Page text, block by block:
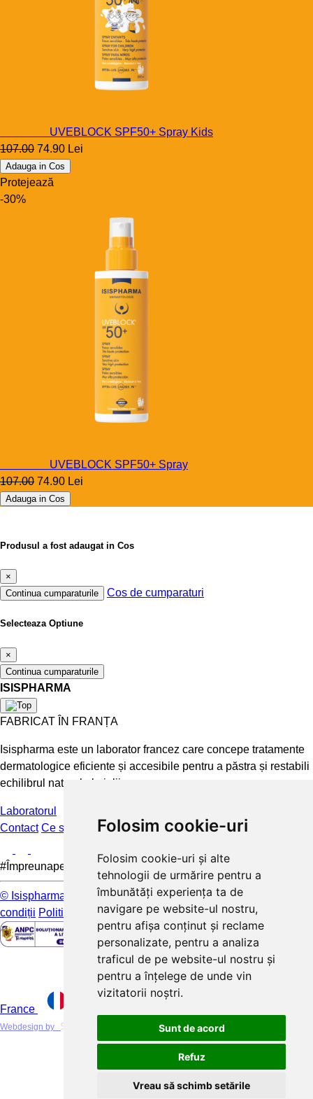
Folosim cookie-uri
Folosim cookie-uri și alte
tehnologii de urmărire pentru a
îmbunătăți experiența ta de
navigare pe website-ul nostru,
pentru afișa conținut și reclame
personalizate, pentru a analiza
traficul de pe website-ul nostru și
pentru a înțelege de unde vin
vizitatorii noștri.
Sunt de acord
Refuz
Vreau să schimb setările
UVEBLOCK SPF50+ Spray Kids
107.00 74.90 Lei
Adauga in Cos
Protejează
-30%
UVEBLOCK SPF50+ Spray
107.00 74.90 Lei
Adauga in Cos
Produsul a fost adaugat in Cos
×
Continua cumparaturile
Cos de cumparaturi
Selecteaza Optiune
×
Continua cumparaturile
ISISPHARMA
FABRICAT ÎN FRANȚA
Isispharma este un laborator francez care concepe tratamente
dermatologice eficiente și accesibile pentru a păstra și restabili
echilibrul natural al pielii.
Laboratorul
Contact Ce spun clientii FAQ
#Împreunapentrupieleamea
© Isispharma 2026 Livrare si plata Mențiuni legale
condiții Politica de confidențialitate
France
Webdesign by